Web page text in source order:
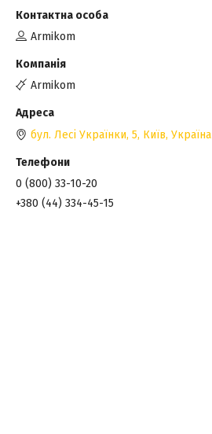
Armikom
Armikom
бул. Лесі Українки, 5, Київ, Україна
0 (800) 33-10-20
+380 (44) 334-45-15